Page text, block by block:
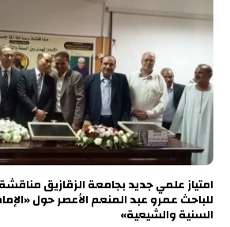
امتياز علمي جديد بجامعة الزقازيق
للباحث عمرو عبد المنعم الأعصر حول
السنية والشيعية»